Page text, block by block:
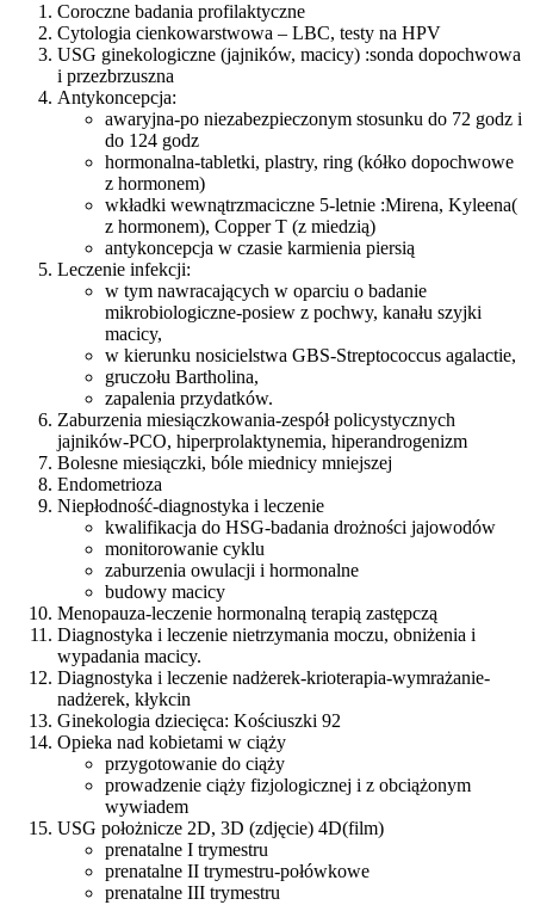
Coroczne badania profilaktyczne
Cytologia cienkowarstwowa – LBC, testy na HPV
USG ginekologiczne (jajników, macicy) :sonda dopochwowa
i przezbrzuszna
Antykoncepcja:
awaryjna-po niezabezpieczonym stosunku do 72 godz i
do 124 godz
hormonalna-tabletki, plastry, ring (kółko dopochwowe
z hormonem)
wkładki wewnątrzmaciczne 5-letnie :Mirena, Kyleena(
z hormonem), Copper T (z miedzią)
antykoncepcja w czasie karmienia piersią
Leczenie infekcji:
w tym nawracających w oparciu o badanie
mikrobiologiczne-posiew z pochwy, kanału szyjki
macicy,
w kierunku nosicielstwa GBS-Streptococcus agalactie,
gruczołu Bartholina,
zapalenia przydatków.
Zaburzenia miesiączkowania-zespół policystycznych
jajników-PCO, hiperprolaktynemia, hiperandrogenizm
Bolesne miesiączki, bóle miednicy mniejszej
Endometrioza
Niepłodność-diagnostyka i leczenie
kwalifikacja do HSG-badania drożności jajowodów
monitorowanie cyklu
zaburzenia owulacji i hormonalne
budowy macicy
Menopauza-leczenie hormonalną terapią zastępczą
Diagnostyka i leczenie nietrzymania moczu, obniżenia i
wypadania macicy.
Diagnostyka i leczenie nadżerek-krioterapia-wymrażanie-
nadżerek, kłykcin
Ginekologia dziecięca: Kościuszki 92
Opieka nad kobietami w ciąży
przygotowanie do ciąży
prowadzenie ciąży fizjologicznej i z obciążonym
wywiadem
USG położnicze 2D, 3D (zdjęcie) 4D(film)
prenatalne I trymestru
prenatalne II trymestru-połówkowe
prenatalne III trymestru